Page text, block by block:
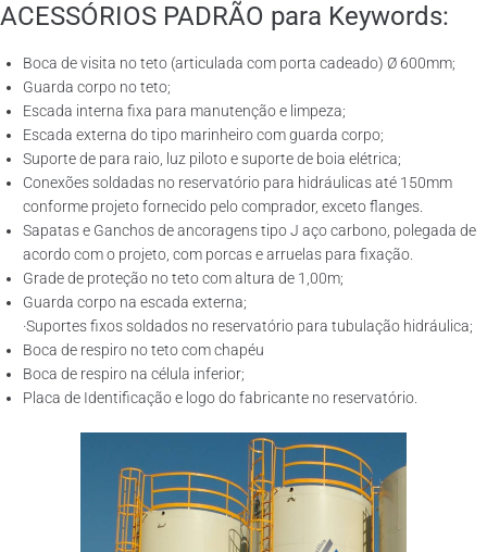
ACESSÓRIOS PADRÃO para Keywords:
Boca de visita no teto (articulada com porta cadeado) Ø 600mm;
Guarda corpo no teto;
Escada interna fixa para manutenção e limpeza;
Escada externa do tipo marinheiro com guarda corpo;
Suporte de para raio, luz piloto e suporte de boia elétrica;
Conexões soldadas no reservatório para hidráulicas até 150mm
conforme projeto fornecido pelo comprador, exceto flanges.
Sapatas e Ganchos de ancoragens tipo J aço carbono, polegada de
acordo com o projeto, com porcas e arruelas para fixação.
Grade de proteção no teto com altura de 1,00m;
Guarda corpo na escada externa;
·Suportes fixos soldados no reservatório para tubulação hidráulica;
Boca de respiro no teto com chapéu
Boca de respiro na célula inferior;
Placa de Identificação e logo do fabricante no reservatório.